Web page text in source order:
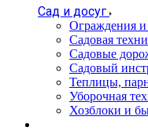
Сад и досуг
Ограждения и
Садовая
Садовые
Садовый
Теплицы,
Уборочная
Хозблоки и